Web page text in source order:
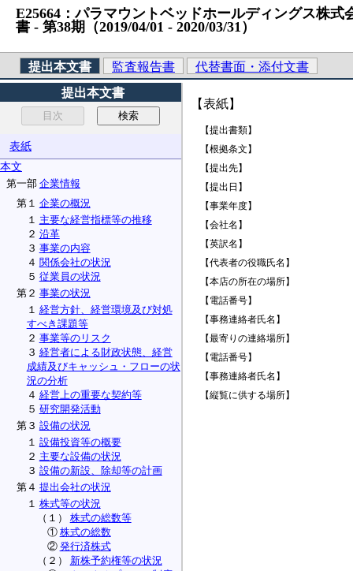
E25664：パラマウントベッドホールディングス株
書 ‐ 第38期（2019/04/01 ‐ 2020/03/31）
提出本文書 監査報告書
代替書面・添付文書
提出本文書